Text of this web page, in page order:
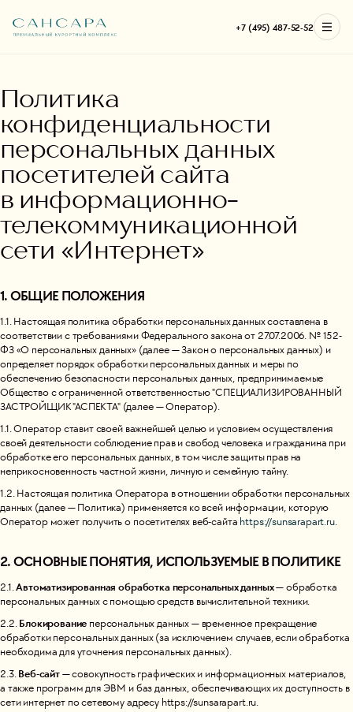
+7 (495) 487-52-52
Политика
конфиденциальности
персональных данных
посетителей сайта
в информационно-
телекоммуникационной
сети «Интернет»
1. ОБЩИЕ ПОЛОЖЕНИЯ
1.1. Настоящая политика обработки персональных данных составлена в
соответствии с требованиями Федерального закона от 27.07.2006. № 152-
ФЗ «О персональных данных» (далее — Закон о персональных данных) и
определяет порядок обработки персональных данных и меры по
обеспечению безопасности персональных данных, предпринимаемые
Общество с ограниченной ответственностью "СПЕЦИАЛИЗИРОВАННЫЙ
ЗАСТРОЙЩИК "АСПЕКТА" (далее — Оператор).
1.1. Оператор ставит своей важнейшей целью и условием осуществления
своей деятельности соблюдение прав и свобод человека и гражданина при
обработке его персональных данных, в том числе защиты прав на
неприкосновенность частной жизни, личную и семейную тайну.
1.2. Настоящая политика Оператора в отношении обработки персональных
данных (далее — Политика) применяется ко всей информации, которую
Оператор может получить о посетителях веб-сайта https://sunsarapart.ru.
2. ОСНОВНЫЕ ПОНЯТИЯ, ИСПОЛЬЗУЕМЫЕ В ПОЛИТИКЕ
2.1.Автоматизированная обработка персональных данных— обработка
персональных данных с помощью средств вычислительной техники.
2.2.Блокирование персональных данных — временное прекращение
обработки персональных данных (за исключением случаев, если обработка
необходима для уточнения персональных данных).
2.3.Веб-сайт— совокупность графических и информационных материалов,
а также программ для ЭВМ и баз данных, обеспечивающих их доступность в
сети интернет по сетевому адресу https://sunsarapart.ru.